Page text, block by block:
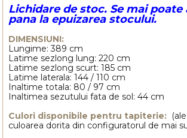
Lichidare de stoc. Se mai
pana la epuizarea stocului.
DIMENSIUNI:
Lungime: 389 cm
Latime sezlong lung: 220 cm
Latime sezlong scurt: 185 cm
Latime laterala: 144 / 110 cm
Inaltime totala: 80 / 97 cm
Inaltimea sezutului fata de sol: 44 cm
Culori disponibile pentru tapiterie:
culoarea dorita din configuratorul de mai